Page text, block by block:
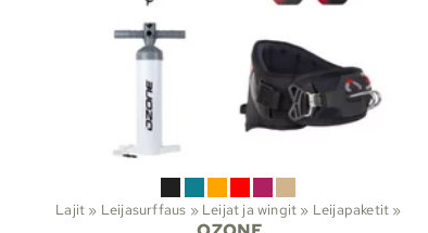
Lajit ‪» Leijasurffaus ‪» Leijat ja wingit ‪» Leijapaketit ‪»